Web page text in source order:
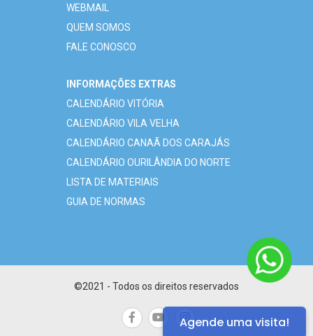
WEBMAIL
QUEM SOMOS
FALE CONOSCO
INFORMAÇÕES EXTRAS
CALENDÁRIO VITÓRIA
CALENDÁRIO VILA VELHA
CALENDÁRIO CANAÃ DOS CARAJÁS
CALENDÁRIO OURILÂNDIA DO NORTE
LISTA DE MATERIAIS
GUIA DE NORMAS
©2021 - Todos os direitos reservados
Agende uma visita!